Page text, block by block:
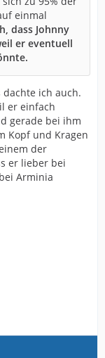
einmal
dass Johnny
er eventuell
dachte ich auch.
er einfach
gerade bei ihm
Kopf und Kragen
der
er lieber bei
Arminia